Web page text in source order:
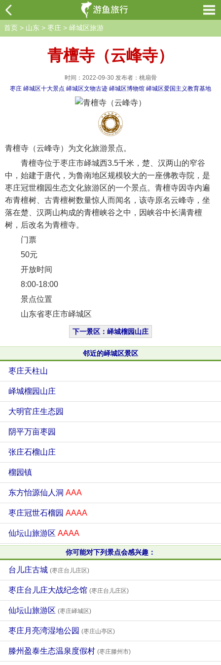
首页 > 山东 > 枣庄 > 峄城区旅游
青檀寺（云峰寺）
时间：2022-09-30 发布者：桃扇骨
枣庄 峄城区十大景点 峄城区文物古迹 峄城区博物馆 峄城区爱国主义教育基地
青檀寺（云峰寺）为文化旅游景点。
青檀寺位于枣庄市峄城西3.5千米，楚、汉两山的窄谷
中，始建于唐代，为鲁南地区规模较大的一座佛教寺院，是
枣庄冠世榴园生态文化旅游区的一个景点。青檀寺因寺内遍
布青檀树、古青檀树数量惊人而闻名，该寺原名云峰寺，坐
落在楚、汉两山构成的青檀峡谷之中，因峡谷中长满青檀
树，后改名为青檀寺。
门票
50元
开放时间
8:00-18:00
景点位置
山东省枣庄市峄城区
下一景区：峄城榴园山庄
邻近的峄城区景区
枣庄天柱山
峄城榴园山庄
大明官庄生态园
阴平万亩枣园
张庄石榴山庄
榴园镇
东方怡源仙人洞 AAA
枣庄冠世石榴园 AAAA
仙坛山旅游区 AAAA
你可能对下列景点会感兴趣：
台儿庄古城 (枣庄台儿庄区)
枣庄台儿庄大战纪念馆 (枣庄台儿庄区)
仙坛山旅游区 (枣庄峄城区)
枣庄月亮湾湿地公园 (枣庄山亭区)
滕州盈泰生态温泉度假村 (枣庄滕州市)